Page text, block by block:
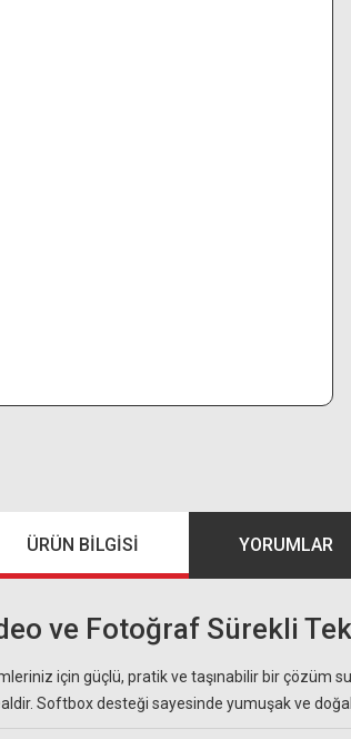
ÜRÜN BILGISI YORUMLAR
ve Fotoğraf Sürekli
için güçlü, pratik ve taşınabilir bir çözüm
Softbox desteği sayesinde yumuşak ve